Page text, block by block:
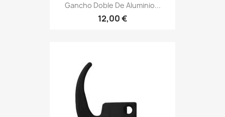
Gancho Doble De Aluminio...
12,00 €